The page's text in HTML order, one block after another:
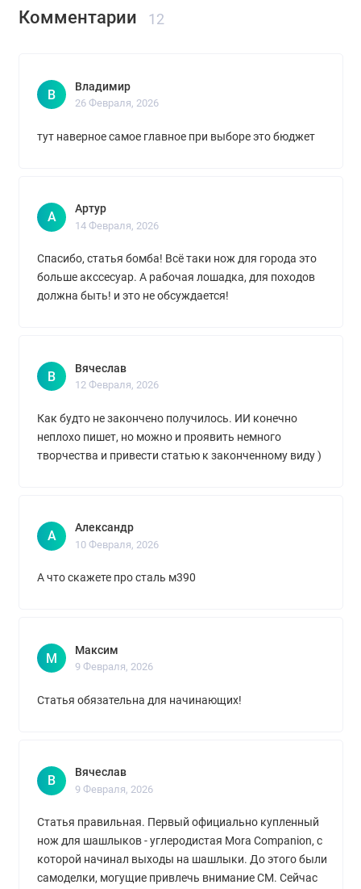
Комментарии 12
В
Владимир
26 Февраля, 2026
тут наверное самое главное при выборе это бюджет
А
Артур
14 Февраля, 2026
Спасибо, статья бомба! Всё таки нож для города это
больше акссесуар. А рабочая лошадка, для походов
должна быть! и это не обсуждается!
В
Вячеслав
12 Февраля, 2026
Как будто не закончено получилось. ИИ конечно
неплохо пишет, но можно и проявить немного
творчества и привести статью к законченному виду )
А
Александр
10 Февраля, 2026
А что скажете про сталь м390
М
Максим
9 Февраля, 2026
Статья обязательна для начинающих!
В
Вячеслав
9 Февраля, 2026
Статья правильная. Первый официально купленный
нож для шашлыков - углеродистая Mora Companion, с
которой начинал выходы на шашлыки. До этого были
самоделки, могущие привлечь внимание СМ. Сейчас